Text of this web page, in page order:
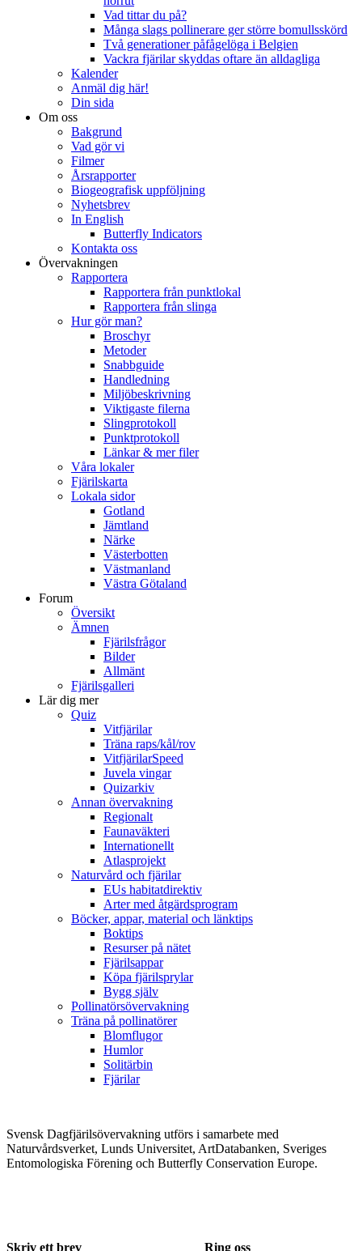
Vad tittar du på?
Många slags pollinerare ger större bomullsskörd
Två generationer påfågelöga i Belgien
Vackra fjärilar skyddas oftare än alldagliga
Kalender
Anmäl dig här!
Din sida
Om oss
Bakgrund
Vad gör vi
Filmer
Årsrapporter
Biogeografisk uppföljning
Nyhetsbrev
In English
Butterfly Indicators
Kontakta oss
Övervakningen
Rapportera
Rapportera från punktlokal
Rapportera från slinga
Hur gör man?
Broschyr
Metoder
Snabbguide
Handledning
Miljöbeskrivning
Viktigaste filerna
Slingprotokoll
Punktprotokoll
Länkar & mer filer
Våra lokaler
Fjärilskarta
Lokala sidor
Gotland
Jämtland
Närke
Västerbotten
Västmanland
Västra Götaland
Forum
Översikt
Ämnen
Fjärilsfrågor
Bilder
Allmänt
Fjärilsgalleri
Lär dig mer
Quiz
Vitfjärilar
Träna raps/kål/rov
VitfjärilarSpeed
Juvela vingar
Quizarkiv
Annan övervakning
Regionalt
Faunaväkteri
Internationellt
Atlasprojekt
Naturvård och fjärilar
EUs habitatdirektiv
Arter med åtgärdsprogram
Böcker, appar, material och länktips
Boktips
Resurser på nätet
Fjärilsappar
Köpa fjärilsprylar
Bygg själv
Pollinatörsövervakning
Träna på pollinatörer
Blomflugor
Humlor
Solitärbin
Fjärilar
Svensk Dagfjärilsövervakning utförs i samarbete med
Naturvårdsverket, Lunds Universitet, ArtDatabanken, Sveriges
Entomologiska Förening och Butterfly Conservation Europe.
Skriv ett brev Ring oss